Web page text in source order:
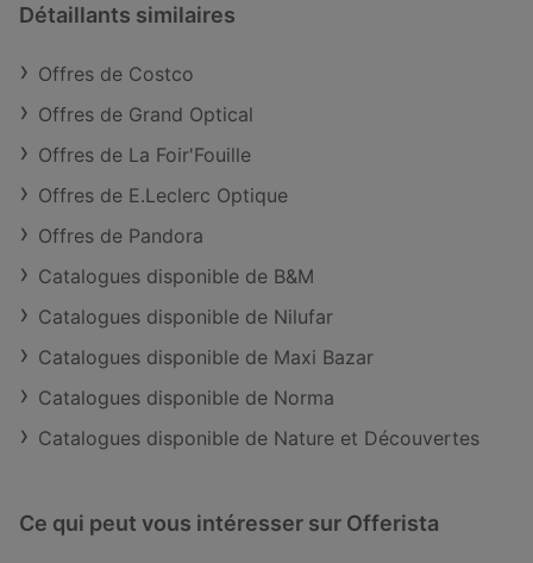
Détaillants similaires
Offres de Costco
Offres de Grand Optical
Offres de La Foir'Fouille
Offres de E.Leclerc Optique
Offres de Pandora
Catalogues disponible de B&M
Catalogues disponible de Nilufar
Catalogues disponible de Maxi Bazar
Catalogues disponible de Norma
Catalogues disponible de Nature et Découvertes
Ce qui peut vous intéresser sur Offerista